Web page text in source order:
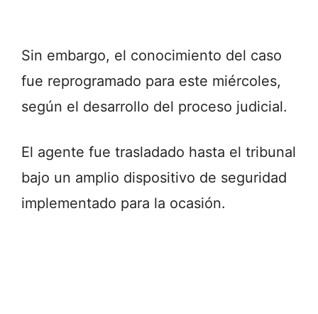
Sin embargo, el conocimiento del caso
fue reprogramado para este miércoles,
según el desarrollo del proceso judicial.
El agente fue trasladado hasta el tribunal
bajo un amplio dispositivo de seguridad
implementado para la ocasión.